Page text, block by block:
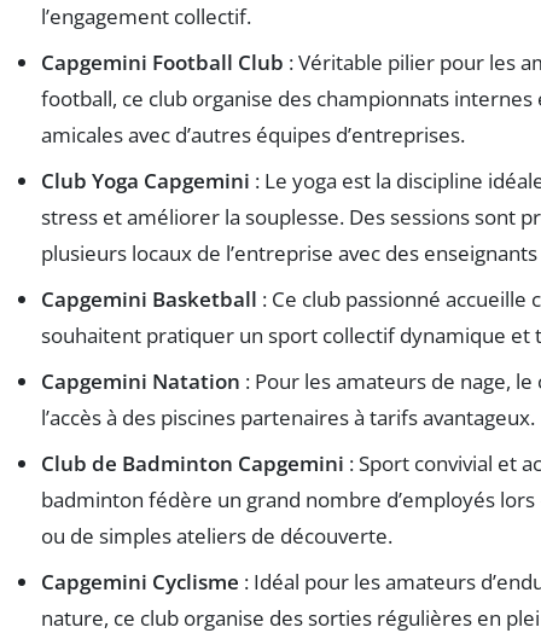
l’engagement collectif.
Capgemini Football Club : Véritable pilier pour les
football, ce club organise des championnats
amicales avec d’autres équipes d’entreprises.
Club Yoga Capgemini : Le yoga est la discipline
stress et améliorer la souplesse. Des sessions sont
plusieurs locaux de l’entreprise avec des
Capgemini Basketball : Ce club passionné accueille
souhaitent pratiquer un sport collectif dynamique et
Capgemini Natation : Pour les amateurs de nage,
l’accès à des piscines partenaires à tarifs avantageux.
Club de Badminton Capgemini : Sport convivial et
badminton fédère un grand nombre d’employés
ou de simples ateliers de découverte.
Capgemini Cyclisme : Idéal pour les amateurs
nature, ce club organise des sorties régulières en